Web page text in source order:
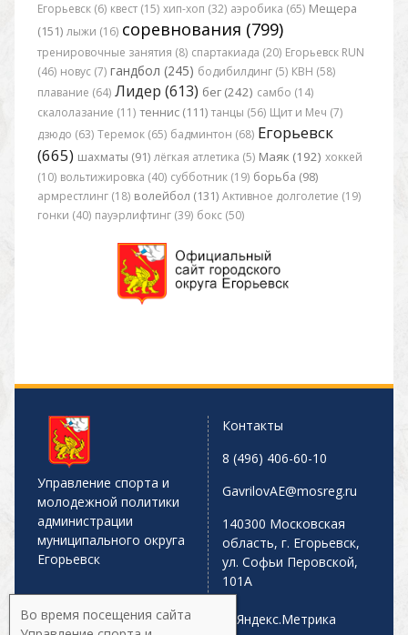
Егорьевск (6) квест (15) хип-хоп (32) аэробика (65) Мещера
(151) лыжи (16) соревнования (799)
тренировочные занятия (8) спартакиада (20) Егорьевск RUN
(46) новус (7) гандбол (245) бодибилдинг (5) КВН (58)
плавание (64) Лидер (613) бег (242) самбо (14)
скалолазание (11) теннис (111) танцы (56) Щит и Меч (7)
дзюдо (63) Теремок (65) бадминтон (68) Егорьевск
(665) шахматы (91) лёгкая атлетика (5) Маяк (192) хоккей
(10) вольтижировка (40) субботник (19) борьба (98)
армрестлинг (18) волейбол (131) Активное долголетие (19)
гонки (40) пауэрлифтинг (39) бокс (50)
Управление спорта и
молодежной политики
администрации
муниципального округа
Егорьевск
Контакты
8 (496) 406-60-10
GavrilovAE@mosreg.ru
140300 Московская
область, г. Егорьевск,
ул. Софьи Перовской,
101А
Во время посещения сайта